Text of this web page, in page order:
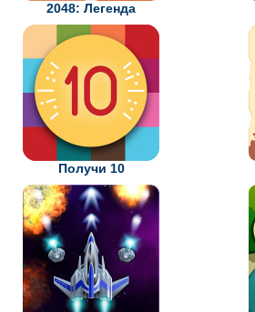
2048: Легенда
Получи 10